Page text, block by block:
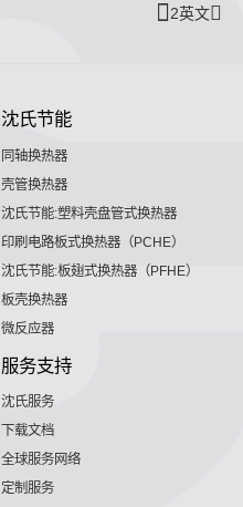
2英文
沈氏节能
同轴换热器
壳管换热器
沈氏节能:塑料壳盘管式换热器
印刷电路板式换热器（PCHE）
沈氏节能:板翅式换热器（PFHE）
板壳换热器
微反应器
服务支持
沈氏服务
下载文档
全球服务网络
定制服务